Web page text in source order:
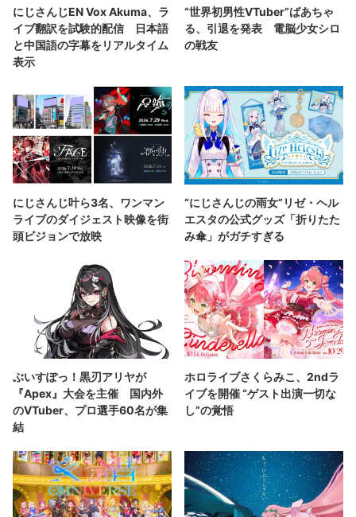
にじさんじEN Vox Akuma、ラ
イブ翻訳を試験的配信 日本語
と中国語の字幕をリアルタイム
表示
“世界初男性VTuber”ばあちゃ
る、引退を発表 電脳少女シロ
の戦友
にじさんじ叶ら3名、ワンマン
ライブのダイジェスト映像を街
頭ビジョンで放映
“にじさんじの雨女”リゼ・ヘル
エスタの公式グッズ「折りたた
み傘」がガチすぎる
ぶいすぽっ！黒刃アリヤが
『Apex』大会を主催 国内外
のVTuber、プロ選手60名が集
結
ホロライブさくらみこ、2ndラ
イブを開催 “ゲスト出演一切な
し”の覚悟